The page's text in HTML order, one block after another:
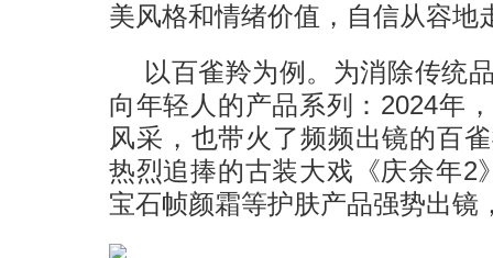
美风格和情绪价值，自信从容地
以百雀羚为例。为消除传统
向年轻人的产品系列：2024年
风采，也带火了频频出镜的百
热烈追捧的古装大戏《庆余年2
宝石帧颜霜等护肤产品强势出